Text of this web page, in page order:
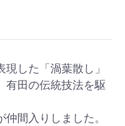
した「渦葉散し」
有田の伝統技法を駆
間入りしました。